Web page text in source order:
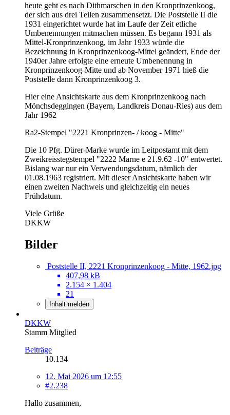
heute geht es nach Dithmarschen in den Kronprinzenkoog,
der sich aus drei Teilen zusammensetzt. Die Poststelle II die
1931 eingerichtet wurde hat im Laufe der Zeit etliche
Umbenennungen mitmachen müssen. Es begann 1931 als
Mittel-Kronprinzenkoog, im Jahr 1933 würde die
Bezeichnung in Kronprinzenkoog-Mittel geändert, Ende der
1940er Jahre erfolgte eine erneute Umbenennung in
Kronprinzenkoog-Mitte und ab November 1971 hieß die
Poststelle dann Kronprinzenkoog 3.
Hier eine Ansichtskarte aus dem Kronprinzenkoog nach
Mönchsdeggingen (Bayern, Landkreis Donau-Ries) aus dem
Jahr 1962
Ra2-Stempel "2221 Kronprinzen- / koog - Mitte"
Die 10 Pfg. Dürer-Marke wurde im Leitpostamt mit dem
Zweikreisstegstempel "2222 Marne e 21.9.62 -10" entwertet.
Bislang war nur ein Verwendungsdatum, nämlich der
01.08.1963 registriert. Mit dieser Ansichtskarte haben wir
einen zweiten Nachweis und gleichzeitig ein neues
Frühdatum.
Viele Grüße
DKKW
Bilder
Poststelle II, 2221 Kronprinzenkoog - Mitte, 1962.jpg
407,98 kB
2.154 × 1.404
21
Inhalt melden
DKKW
Stamm Mitglied
Beiträge
10.134
12. Mai 2026 um 12:55
#2.238
Hallo zusammen,